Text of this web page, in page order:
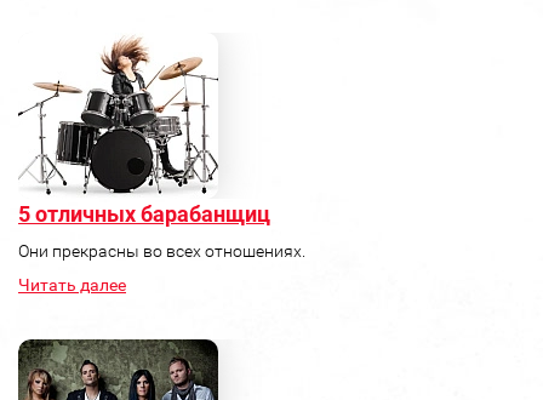
5 отличных барабанщиц
Они прекрасны во всех отношениях.
Читать далее